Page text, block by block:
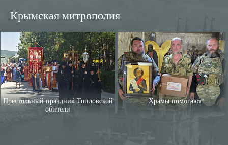
Крымская митрополия
Престольный праздник Топловской
обители
Храмы помогают